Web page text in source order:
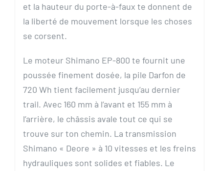
et la hauteur du porte-à-faux te donnent de
la liberté de mouvement lorsque les choses
se corsent.
Le moteur Shimano EP-800 te fournit une
poussée finement dosée, la pile Darfon de
720 Wh tient facilement jusqu’au dernier
trail. Avec 160 mm à l’avant et 155 mm à
l’arrière, le châssis avale tout ce qui se
trouve sur ton chemin. La transmission
Shimano « Deore » à 10 vitesses et les freins
hydrauliques sont solides et fiables. Le